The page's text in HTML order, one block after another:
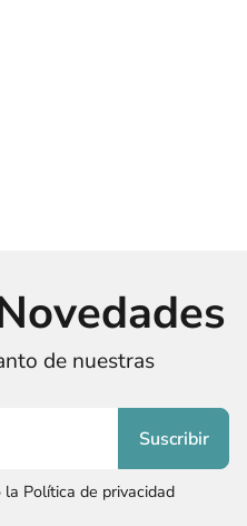
de nuestras
Política de privacidad